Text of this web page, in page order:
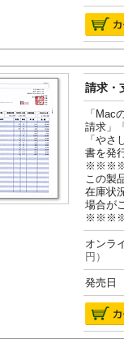
請求・
「Mac
請求」
「や
書を発
この製
在庫状
場合が
オン
円）
発売日